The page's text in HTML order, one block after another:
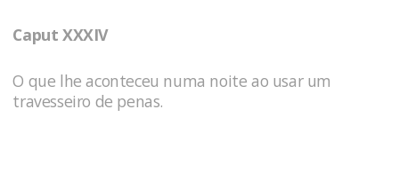
Caput XXXIV
O que lhe aconteceu numa noite ao usar um
travesseiro de penas.